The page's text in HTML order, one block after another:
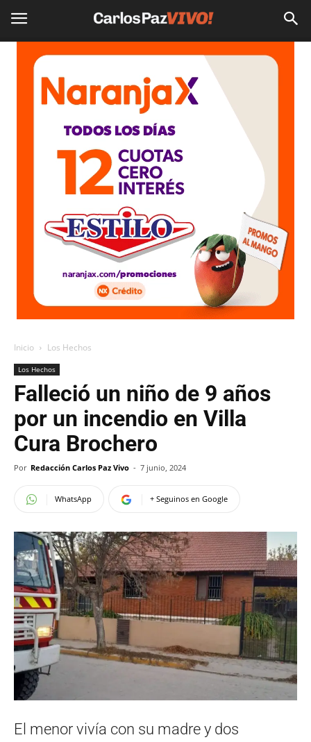
Inicio Los Hechos
Los Hechos
Falleció un niño de 9 años
por un incendio en Villa
Cura Brochero
Por Redacción Carlos Paz Vivo - 7 junio, 2024
WhatsApp + Seguinos en Google
El menor vivía con su madre y dos